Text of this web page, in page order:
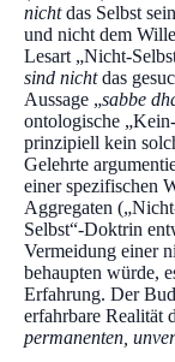
nichtdas Selbst
und nicht dem
Lesart „Nicht-
sind nichtdas
Aussage „sabbe
ontologische
prinzipiell kein
Gelehrte
einer spezifischen
Aggregaten
Selbst“-Doktrin
Vermeidung einer
behaupten würde,
Erfahrung. Der
erfahrbare Realität
permanenten,